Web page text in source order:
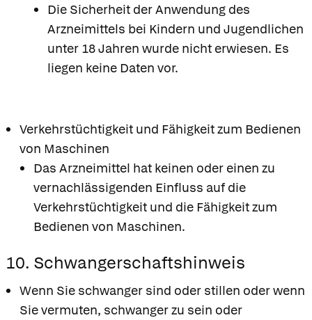
Die Sicherheit der Anwendung des
Arzneimittels bei Kindern und Jugendlichen
unter 18 Jahren wurde nicht erwiesen. Es
liegen keine Daten vor.
Verkehrstüchtigkeit und Fähigkeit zum Bedienen
von Maschinen
Das Arzneimittel hat keinen oder einen zu
vernachlässigenden Einfluss auf die
Verkehrstüchtigkeit und die Fähigkeit zum
Bedienen von Maschinen.
10. Schwangerschaftshinweis
Wenn Sie schwanger sind oder stillen oder wenn
Sie vermuten, schwanger zu sein oder